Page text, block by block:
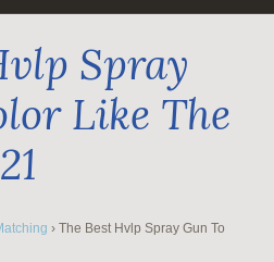
Spray
Like The
› The Best Hvlp Spray Gun To